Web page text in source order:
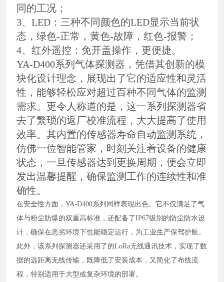
同的工况；
3、LED：三种不同颜色的LED显示当前状
态，绿色-正常，黄色-故障，红色-报警；
4、红外遥控：免开盖操作，更便捷。
YA-D400系列气体探测器，凭借其创新的模
块化设计理念，展现出了它的适应性和灵活
性，能够轻松应对超过百种不同气体的监测
需求。更令人称道的是，这一系列探测器省
去了繁琐的返厂校准流程，大大提高了使用
效率。其内置的传感器寿命自动监测系统，
仿佛一位智能管家，时刻关注着设备的健康
状态，一旦传感器达到更换周期，便会立即
发出温馨提醒，确保监测工作的连续性和准
确性。
在安全性方面，YA-D400系列同样表现出色。它不仅满足了气
体与粉尘防爆的双重高标准，还配备了IP67级别的防尘防水设
计，确保在恶劣环境下也能稳定运行，为工业生产保驾护航。
此外，该系列探测器还采用了的LoRa无线通讯技术，实现了数
据的远距离无线传输，既降低了安装成本，又简化了布线流
程，特别适用于大型或复杂环境的部署。